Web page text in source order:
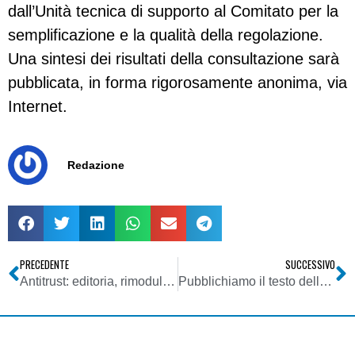
dall’Unità tecnica di supporto al Comitato per la
semplificazione e la qualità della regolazione.
Una sintesi dei risultati della consultazione sarà
pubblicata, in forma rigorosamente anonima, via
Internet.
Redazione
PRECEDENTE
Antitrust: editoria, rimodulare sistema di provvidenze pubbliche troppo eterogeneo, modificare benefici postali, ridurre barriere a nuove iniziative editoriali. Le tre modifiche necessarie per rafforzare garanzia del pluralismo dell’informazione
SUCCESSIVO
Pubblichiamo il testo della sentenza 25138/2007 della Cassazione che ha assolto Vittorio Feltri: è una sentenza che segna una svolta radicale nella storia giudiziaria del nostro Paese